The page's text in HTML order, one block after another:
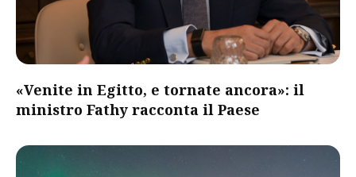
«Venite in Egitto, e tornate ancora»: il
ministro Fathy racconta il Paese